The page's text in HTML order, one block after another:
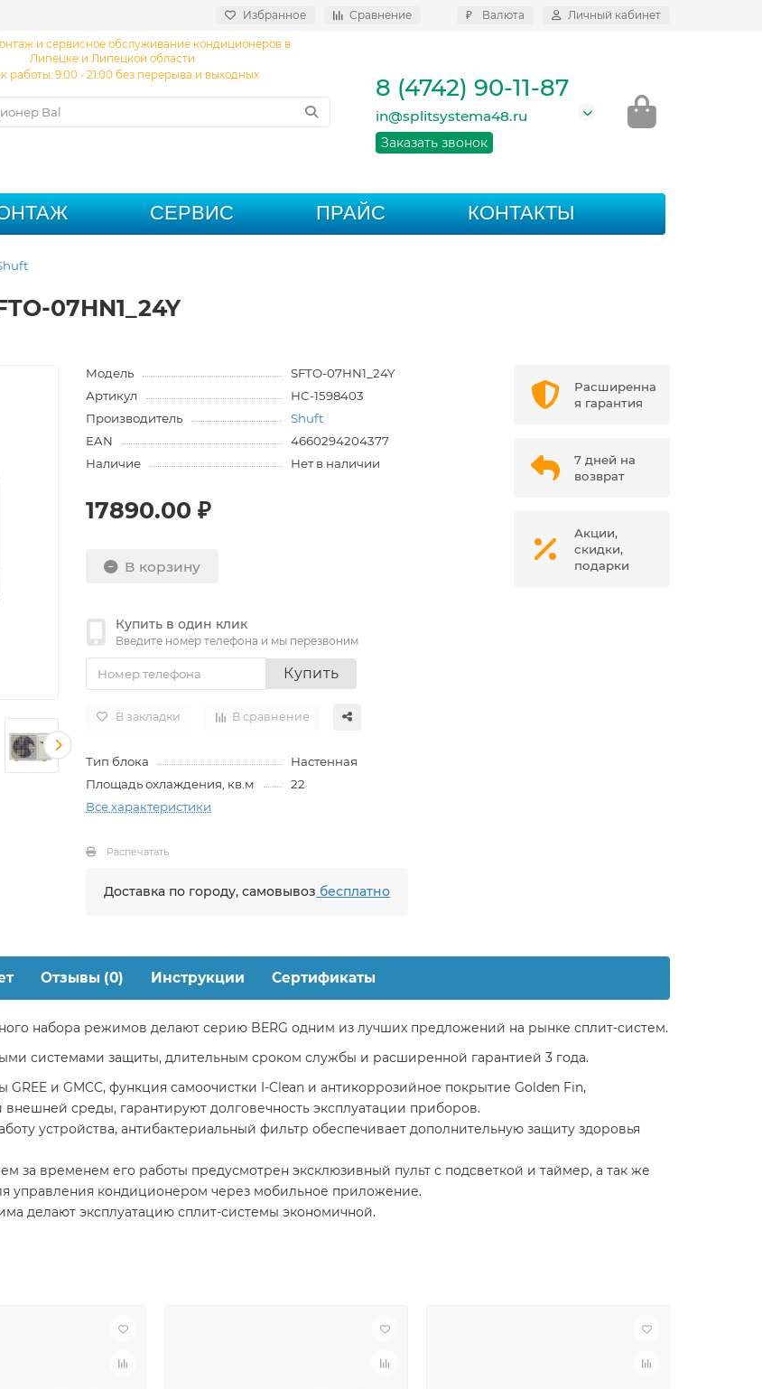
Избранное Сравнение ₽ Валюта Личный кабинет
и сервисное обслуживание кондиционеров в
Липецке и Липецкой области
работы: 9:00 - 21:00 без перерыва и выходных
8 (4742) 90-11-87
in@splitsystema48.ru
Заказать звонок
СЕРВИС ПРАЙС КОНТАКТЫ
07HN1_24Y
Модель
SFTO-07HN1_24Y
Артикул
НС-1598403
Производитель
Shuft
EAN
4660294204377
Наличие
Нет в наличии
17890.00 ₽
В корзину
Купить в один клик
Введите номер телефона и мы перезвоним
Купить
В закладки В сравнение
Тип блока
Настенная
Площадь охлаждения, кв.м
22
Все характеристики
Распечатать
Доставка по городу, самовывоз бесплатно
Расширенна
я гарантия
7 дней на
возврат
Акции,
скидки,
подарки
Отзывы (0) Инструкции Сертификаты
набора режимов делают серию BERG одним из лучших предложений на рынке сплит-систем.
системами защиты, длительным сроком службы и расширенной гарантией 3 года.
и GMCC, функция самоочистки I-Clean и антикоррозийное покрытие Golden Fin,
среды, гарантируют долговечность эксплуатации приборов.
устройства, антибактериальный фильтр обеспечивает дополнительную защиту здоровья
за временем его работы предусмотрен эксклюзивный пульт с подсветкой и таймер, а так же
управления кондиционером через мобильное приложение.
делают эксплуатацию сплит-системы экономичной.